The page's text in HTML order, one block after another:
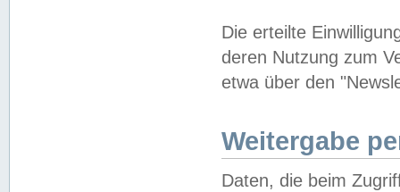
Die erteilte
deren Nutzung zum
etwa über den
Weitergabe
Daten, die beim